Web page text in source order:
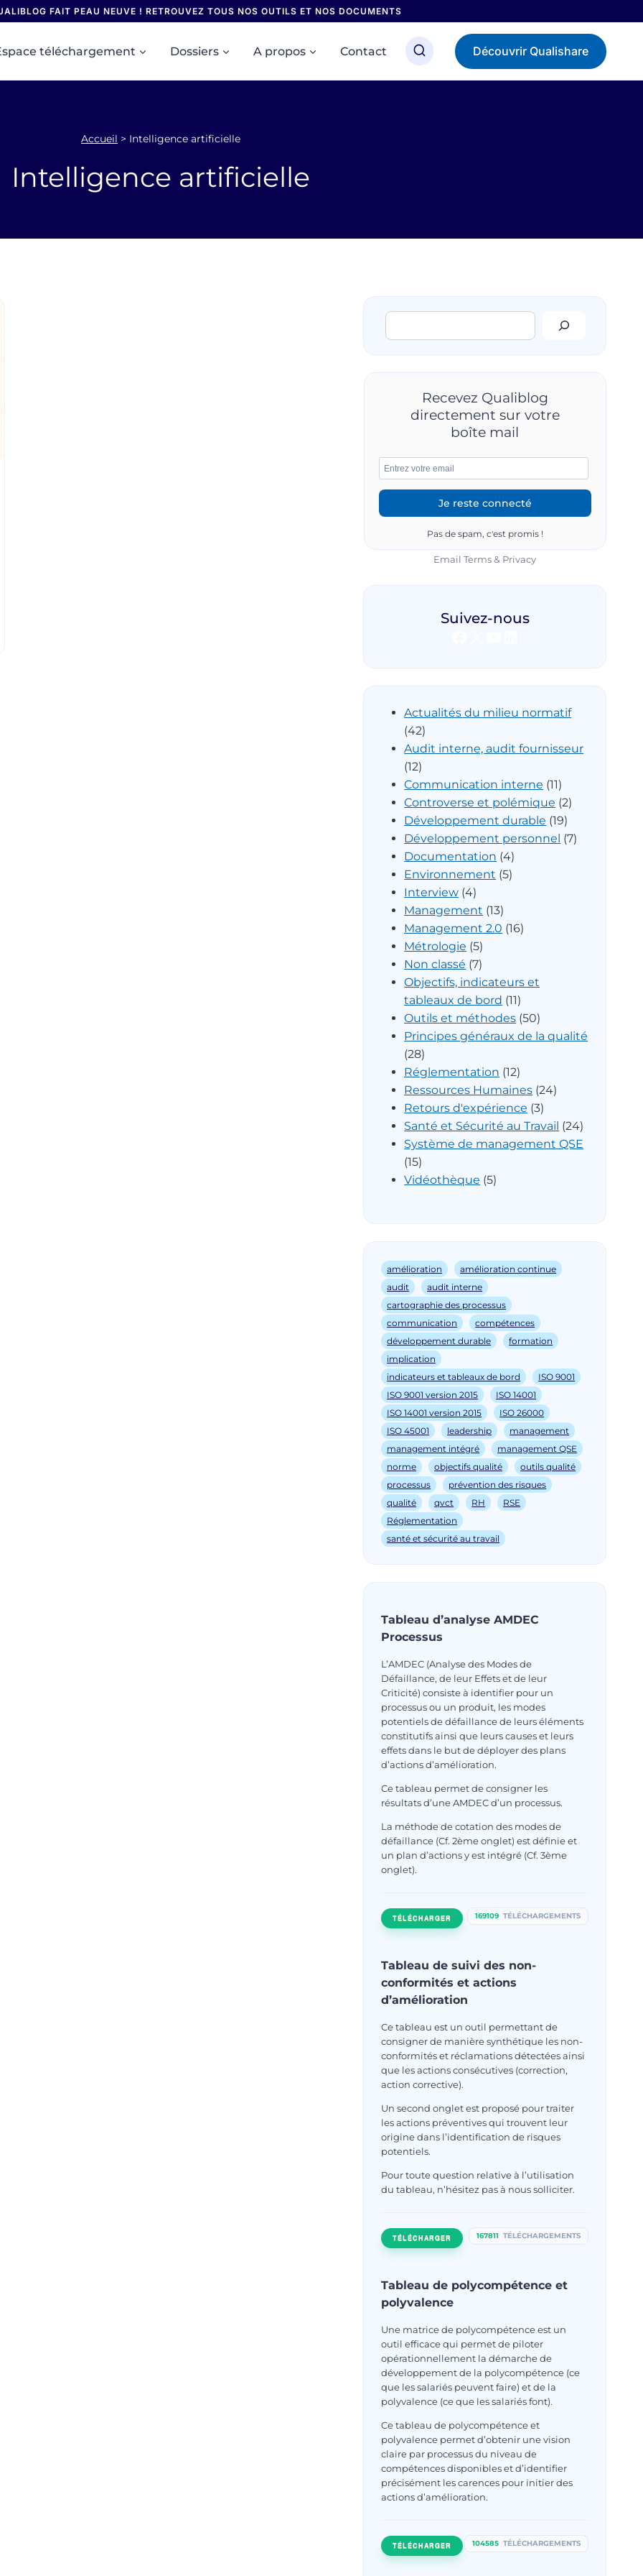
FAIT PEAU NEUVE ! RETROUVEZ TOUS NOS OUTILS ET NOS DOCUMENTS
téléchargement Dossiers A propos Contact Découvrir Qualishare
Accueil > Intelligence artificielle
Intelligence artificielle
Rechercher
Recevez Qualiblog
directement sur votre
boîte mail
Pas de spam, c'est promis !
EmailTerms & Privacy
Suivez-nous
Actualités du milieu normatif
(42)
Audit interne, audit fournisseur
(12)
Communication interne (11)
Controverse et polémique (2)
Développement durable (19)
Développement personnel (7)
Documentation (4)
Environnement (5)
Interview (4)
Management (13)
Management 2.0 (16)
Métrologie (5)
Non classé (7)
Objectifs, indicateurs et
tableaux de bord (11)
Outils et méthodes (50)
Principes généraux de la qualité
(28)
Réglementation (12)
Ressources Humaines (24)
Retours d'expérience (3)
Santé et Sécurité au Travail (24)
Système de management QSE
(15)
Vidéothèque (5)
amélioration
amélioration continue
audit
audit interne
cartographie des processus
communication
compétences
développement durable
formation
implication
indicateurs et tableaux de bord
ISO 9001
ISO 9001 version 2015
ISO 14001
ISO 14001 version 2015
ISO 26000
ISO 45001
leadership
management
management intégré
management QSE
norme
objectifs qualité
outils qualité
processus
prévention des risques
qualité
qvct RH
RSE
Réglementation
santé et sécurité au travail
Tableau d’analyse AMDEC
Processus
L’AMDEC (Analyse des Modes de
Défaillance, de leur Effets et de leur
Criticité) consiste à identifier pour un
processus ou un produit, les modes
potentiels de défaillance de leurs éléments
constitutifs ainsi que leurs causes et leurs
effets dans le but de déployer des plans
d’actions d’amélioration.
Ce tableau permet de consigner les
résultats d’une AMDEC d’un processus.
La méthode de cotation des modes de
défaillance (Cf. 2ème onglet) est définie et
un plan d’actions y est intégré (Cf. 3ème
onglet).
TÉLÉCHARGER 169109 TÉLÉCHARGEMENTS
Tableau de suivi des non-
conformités et actions
d’amélioration
Ce tableau est un outil permettant de
consigner de manière synthétique les non-
conformités et réclamations détectées ainsi
que les actions consécutives (correction,
action corrective).
Un second onglet est proposé pour traiter
les actions préventives qui trouvent leur
origine dans l’identification de risques
potentiels.
Pour toute question relative à l’utilisation
du tableau, n’hésitez pas à nous solliciter.
TÉLÉCHARGER 167811 TÉLÉCHARGEMENTS
Tableau de polycompétence et
polyvalence
Une matrice de polycompétence est un
outil efficace qui permet de piloter
opérationnellement la démarche de
développement de la polycompétence (ce
que les salariés peuvent faire) et de la
polyvalence (ce que les salariés font).
Ce tableau de polycompétence et
polyvalence permet d’obtenir une vision
claire par processus du niveau de
compétences disponibles et d’identifier
précisément les carences pour initier des
actions d’amélioration.
TÉLÉCHARGER 104585 TÉLÉCHARGEMENTS